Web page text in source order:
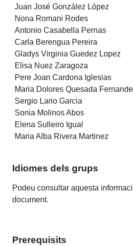
Juan José González López
Nona Romani Rodes
Antonio Casabella Pernas
Carla Berengua Pereira
Gladys Virginia Guedez Lopez
Elisa Nuez Zaragoza
Pere Joan Cardona Iglesias
Maria Dolores Quesada
Sergio Lario Garcia
Sonia Molinos Abos
Elena Sulleiro Igual
Maria Alba Rivera Martinez
Idiomes dels grups
Podeu consultar aquesta
document.
Prerequisits